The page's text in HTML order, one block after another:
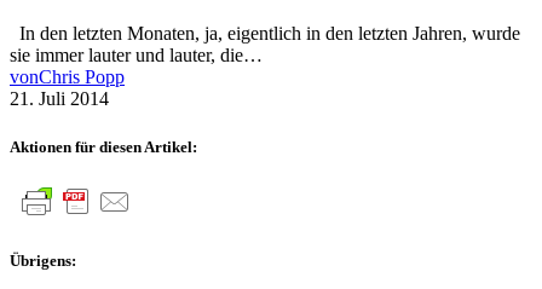
In den letzten Monaten, ja, eigentlich in den letzten Jahren, wurde
sie immer lauter und lauter, die…
vonChris Popp
21. Juli 2014
Aktionen für diesen Artikel:
Übrigens: